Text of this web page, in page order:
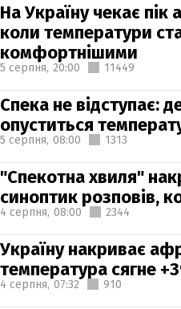
На Україну чекає
коли температури
комфортнішими
5 серпня, 20:00 11449
Спека не відступає:
опуститься
5 серпня, 08:00 1313
"Спекотна хвиля"
синоптик розповів,
4 серпня, 08:00 2344
Україну накриває
температура сягне
4 серпня, 07:32 910